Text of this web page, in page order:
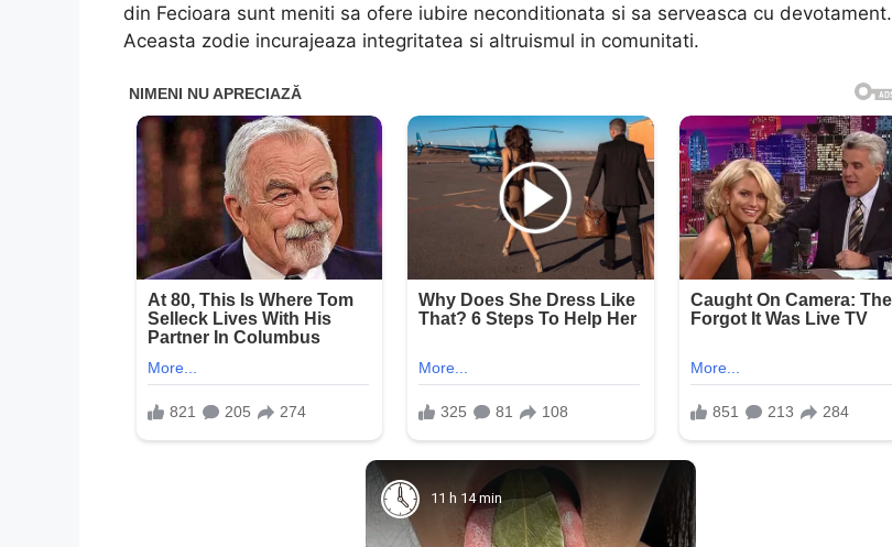
din Fecioara sunt meniti sa ofere iubire neconditionata si sa serveasca cu devotament.
Aceasta zodie incurajeaza integritatea si altruismul in comunitati.
11 h 14 min